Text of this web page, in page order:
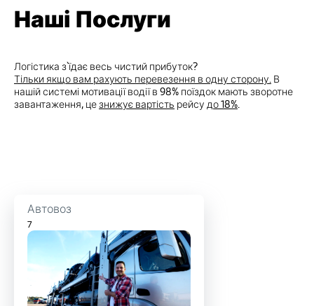
Наші Послуги
Логістика з`їдає весь чистий прибуток?
Тільки якщо вам рахують перевезення в одну сторону. В
нашій системі мотивації водії в 98% поїздок мають зворотне
завантаження, цезнижує вартість рейсу до 18%.
Автовоз
7